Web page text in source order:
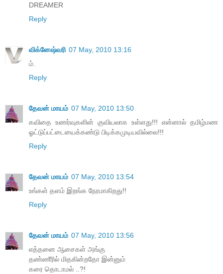
DREAMER
Reply
விக்னேஷ்வரி 07 May, 2010 13:16
ம்.
Reply
தேவன் மாயம் 07 May, 2010 13:50
கவிதை உணர்வுகளின் குவியலாக உள்ளது!!! என்னால் தமிழ்மண
ஓட்டுப்பட்டையைக்கண்டு பிடிக்கமுடியவில்லை!!!
Reply
தேவன் மாயம் 07 May, 2010 13:54
உங்கள் தளம் இறங்க நேரமாகிறது!!
Reply
தேவன் மாயம் 07 May, 2010 13:56
எத்தனை ஆசைகள் அங்கு
தண்ணீரில் மிதகின்றதோ இன்னும்
கரை தொடாமல் ..?!